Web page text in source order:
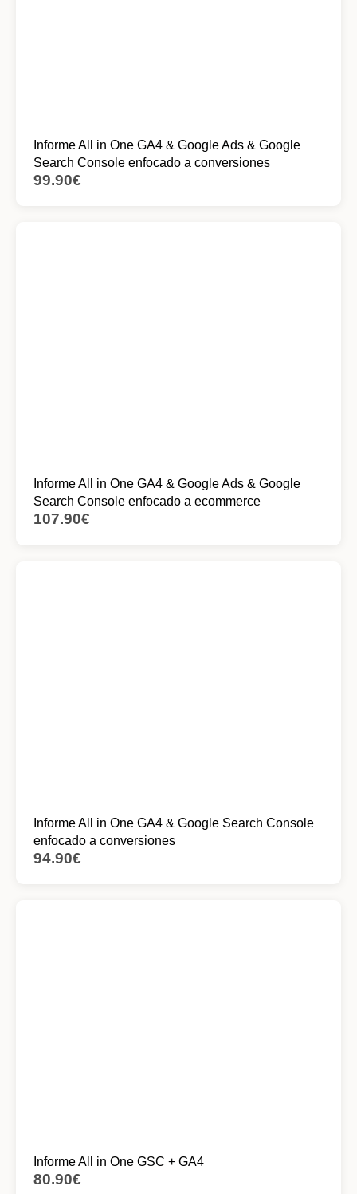
Informe All in One GA4 & Google Ads & Google
Search Console enfocado a conversiones
99.90€
Informe All in One GA4 & Google Ads & Google
Search Console enfocado a ecommerce
107.90€
Informe All in One GA4 & Google Search Console
enfocado a conversiones
94.90€
Informe All in One GSC + GA4
80.90€